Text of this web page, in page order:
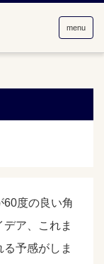
menu
度の良い角
ア、これま
予感がしま